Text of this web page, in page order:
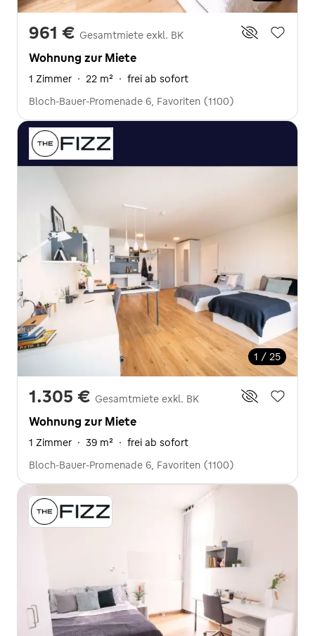
961 € Gesamtmiete exkl. BK
Wohnung zur Miete
1 Zimmer · 22 m² · frei ab sofort
Bloch-Bauer-Promenade 6, Favoriten (1100)
1 / 25
1.305 € Gesamtmiete exkl. BK
Wohnung zur Miete
1 Zimmer · 39 m² · frei ab sofort
Bloch-Bauer-Promenade 6, Favoriten (1100)